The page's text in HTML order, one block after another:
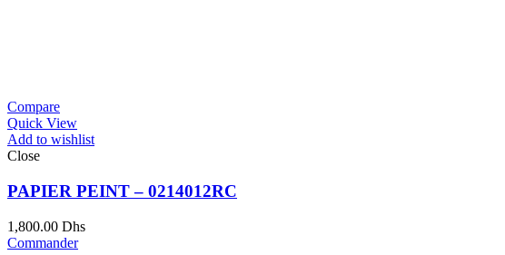
Compare
Quick View
Add to wishlist
Close
PAPIER PEINT – 0214012RC
1,800.00 Dhs
Commander